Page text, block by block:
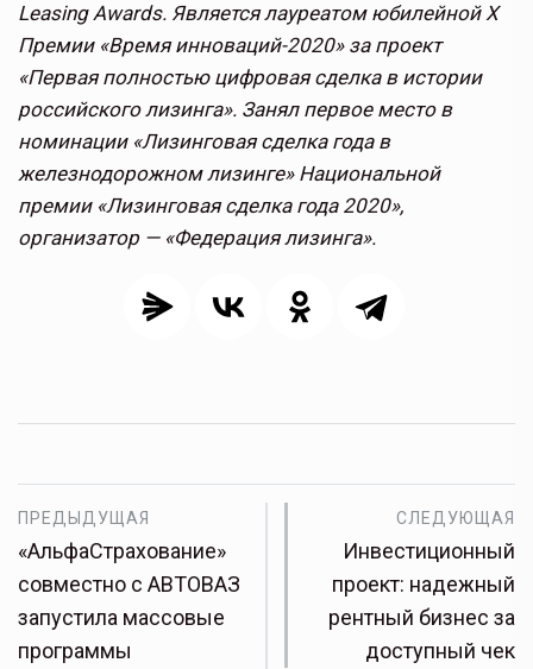
Leasing Awards. Является лауреатом юбилейной X
Премии «Время инноваций-2020» за проект
«Первая полностью цифровая сделка в истории
российского лизинга». Занял первое место в
номинации «Лизинговая сделка года в
железнодорожном лизинге» Национальной
премии «Лизинговая сделка года 2020»,
организатор — «Федерация лизинга».
ПРЕДЫДУЩАЯ
«АльфаСтрахование»
совместно с АВТОВАЗ
запустила массовые
программы
СЛЕДУЮЩАЯ
Инвестиционный
проект: надежный
рентный бизнес за
доступный чек